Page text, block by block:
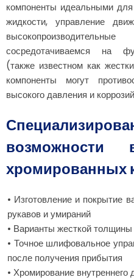
компоненты идеальными для
жидкости, управление
сосредотачиваемся на
(также известном как
компоненты могут
высокого давления и
возможности
хромированных
• Изготовление и покрытие
рукавов и умираний
• Варианты жесткой
• Точное шлифовальное
после получения прибытия
• Хромирование